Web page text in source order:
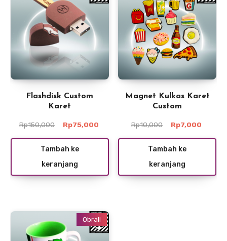
Flashdisk Custom
Karet
Rp150,000
Harga
adalah:
Rp75,000
Tambah ke
keranjang
Magnet Kulkas Karet
Custom
Rp10,000
Harga
adalah:
Rp7,000
Tambah ke
keranjang
Obral!